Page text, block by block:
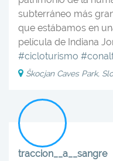
subterráneo más
que estábamos en
película de Indiana
#cicloturismo
Škocjan Caves Park,
traccion__a__sangre